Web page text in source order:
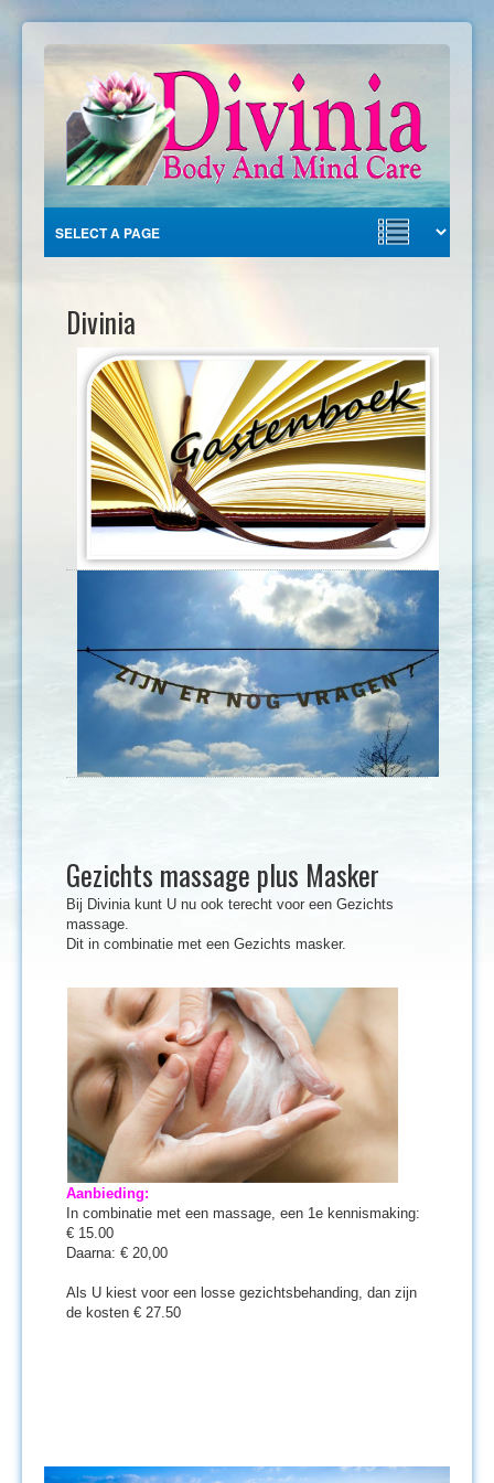
Divinia
Gezichts massage plus Masker
Bij Divinia kunt U nu ook terecht voor een Gezichts
massage.
Dit in combinatie met een Gezichts masker.
Aanbieding:
In combinatie met een massage, een 1e kennismaking:
€ 15.00
Daarna: € 20,00
Als U kiest voor een losse gezichtsbehanding, dan zijn
de kosten € 27.50